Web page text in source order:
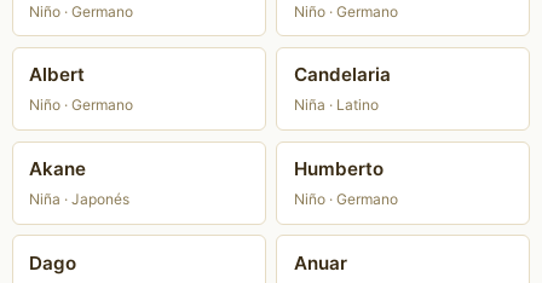
Niño · Germano Niño · Germano
Albert
Niño · Germano
Candelaria
Niña · Latino
Akane
Niña · Japonés
Humberto
Niño · Germano
Dago Anuar